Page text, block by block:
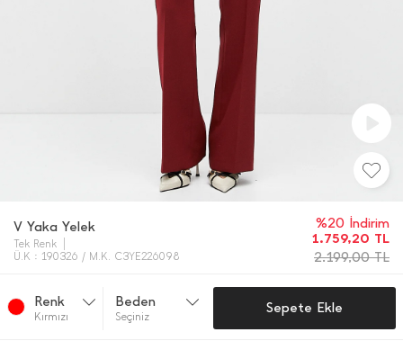
V Yaka Yelek
Tek Renk
Ü.K : 190326 / M.K. C3YE226098
%20 İndirim
1.759,20 TL
2.199,00TL
Renk
Kırmızı
Beden
Seçiniz
Sepete Ekle